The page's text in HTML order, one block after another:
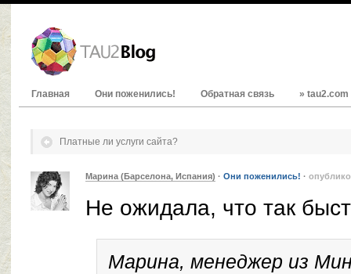
Главная Они поженились! Обратная связь » tau2.com
Платные ли услуги сайта?
Марина (Барселона, Испания) · Они поженились! ·
Не ожидала, что так
Марина, менеджер из